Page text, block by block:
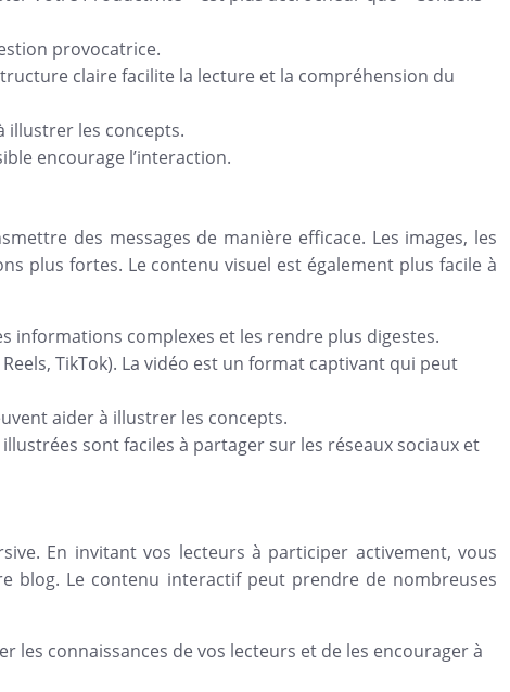
provocatrice.
claire facilite la lecture et la compréhension du
illustrer les concepts.
encourage l’interaction.
des messages de manière efficace. Les images, les
plus fortes. Le contenu visuel est également plus facile à
informations complexes et les rendre plus digestes.
TikTok). La vidéo est un format captivant qui peut
aider à illustrer les concepts.
sont faciles à partager sur les réseaux sociaux et
En invitant vos lecteurs à participer activement, vous
blog. Le contenu interactif peut prendre de nombreuses
les connaissances de vos lecteurs et de les encourager à